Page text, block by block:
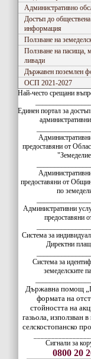
Административно
Достъп до обществена
информация
Ползване на
Ползване на пасища,
ливади
Държавен поземлен
ОСП 2021-2027
Най-често срещани
Единен портал за
предоставяни от
предоставяни от
по
Административни
предоставяни
Система за
Директни
Система за
земеделските
Държавна помощ
формата на
стойността на
газьола, използван
селскостопанско
Сигнали за
0800 20